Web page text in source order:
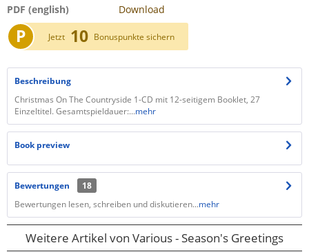
PDF (english)
Download
P Jetzt 10 Bonuspunkte sichern
Beschreibung
Christmas On The Countryside 1-CD mit 12-seitigem Booklet, 27
Einzeltitel. Gesamtspieldauer:...mehr
Book preview
Bewertungen
18
Bewertungen lesen, schreiben und diskutieren...mehr
Weitere Artikel von Various - Season's Greetings